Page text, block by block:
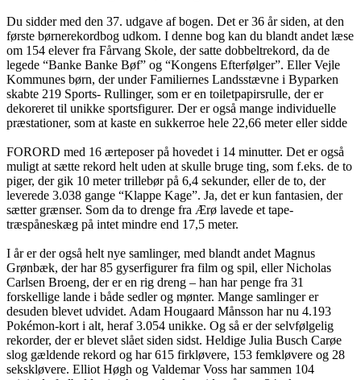
Du sidder med den 37. udgave af bogen. Det er 36 år siden, at den
første børnerekordbog udkom. I denne bog kan du blandt andet læse
om 154 elever fra Fårvang Skole, der satte dobbeltrekord, da de
legede “Banke Banke Bøf” og “Kongens Efterfølger”. Eller Vejle
Kommunes børn, der under Familiernes Landsstævne i Byparken
skabte 219 Sports- Rullinger, som er en toiletpapirsrulle, der er
dekoreret til unikke sportsfigurer. Der er også mange individuelle
præstationer, som at kaste en sukkerroe hele 22,66 meter eller sidde
FORORD med 16 ærteposer på hovedet i 14 minutter. Det er også
muligt at sætte rekord helt uden at skulle bruge ting, som f.eks. de to
piger, der gik 10 meter trillebør på 6,4 sekunder, eller de to, der
leverede 3.038 gange “Klappe Kage”. Ja, det er kun fantasien, der
sætter grænser. Som da to drenge fra Ærø lavede et tape-
træspåneskæg på intet mindre end 17,5 meter.
I år er der også helt nye samlinger, med blandt andet Magnus
Grønbæk, der har 85 gyserfigurer fra film og spil, eller Nicholas
Carlsen Broeng, der er en rig dreng – han har penge fra 31
forskellige lande i både sedler og mønter. Mange samlinger er
desuden blevet udvidet. Adam Hougaard Månsson har nu 4.193
Pokémon-kort i alt, heraf 3.054 unikke. Og så er der selvfølgelig
rekorder, der er blevet slået siden sidst. Heldige Julia Busch Carøe
slog gældende rekord og har 615 firkløvere, 153 femkløvere og 28
sekskløvere. Elliot Høgh og Valdemar Voss har sammen 104